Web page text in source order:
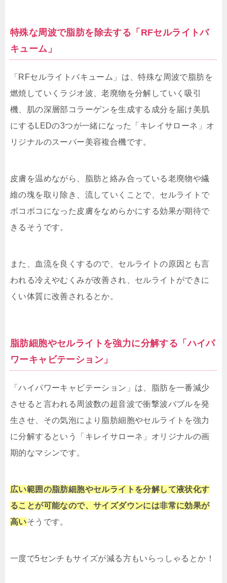
特殊な周波で脂肪を除去する「RFセルライトバ
キューム」
「RFセルライトバキューム」は、特殊な周波で脂肪を
燃焼していくラジオ波、老廃物を分解していく吸引
機、肌の深層部コラーゲンを生成する成分を届け美肌
にするLEDの3つが一緒になった「キレイサローネ」オ
リジナルのスーパー美容複合機です。
皮膚を温めながら、脂肪と絡み合っている老廃物や繊
維の塊を取り除き、流していくことで、セルライトで
ボコボコになった皮膚をなめらかにする効果が期待で
きるそうです。
また、血流を良くするので、セルライトの原因とも言
われる冷えやむくみが改善され、セルライトができに
くい体質に改善されるとか。
脂肪細胞やセルライトを強力に分解する「ハイパ
ワーキャビテーション」
「ハイパワーキャビテーション」は、脂肪を一番減少
させると言われる周波数の超音波で衝撃波バブルを発
生させ、その気泡により脂肪細胞やセルライトを強力
に分解するという「キレイサローネ」オリジナルの画
期的なマシンです。
広い範囲の脂肪細胞やセルライトを分解して液状化す
ることが可能なので、サイズダウンには非常に効果が
高いそうです。
一度で5センチもサイズが減る方もいらっしゃるとか！